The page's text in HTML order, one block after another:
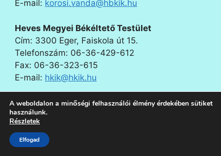
E-mail: korosi.vanda@hbkik.hu
Heves Megyei Békéltető Testület
Cím: 3300 Eger, Faiskola út 15.
Telefonszám: 06-36-429-612
Fax: 06-36-323-615
E-mail: hkik@hkik.hu
Jász-Nagykun-Szolnok Megyei Békéltető
Testület
Cím: 5000 Szolnok, Verseghy park 8. III. emelet
305-306.
A weboldalon a minőségi felhasználói élmény érdekében sütiket
használunk.
Részletek
Elfogad